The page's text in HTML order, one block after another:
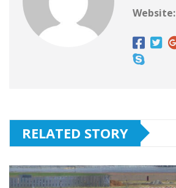
Website:
RELATED STORY